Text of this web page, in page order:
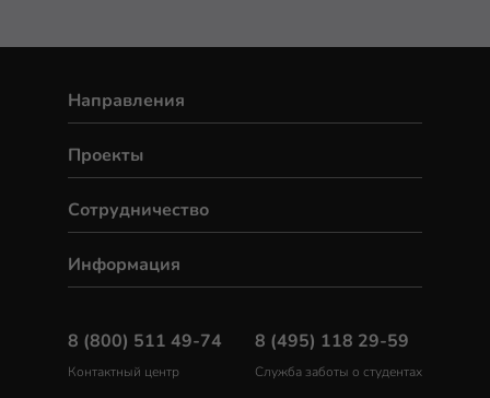
Направления
Сотрудничество
Проекты
Информация
8 (800) 511 49-74
Контактный центр
8 (495) 118 29-59
Служба заботы о студентах